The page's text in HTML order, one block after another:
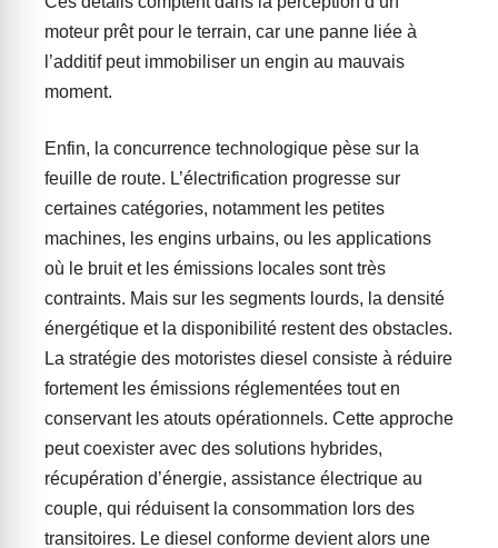
moteur prêt pour le terrain, car une panne liée à
l’additif peut immobiliser un engin au mauvais
moment.
Enfin, la concurrence technologique pèse sur la
feuille de route. L’électrification progresse sur
certaines catégories, notamment les petites
machines, les engins urbains, ou les applications
où le bruit et les émissions locales sont très
contraints. Mais sur les segments lourds, la densité
énergétique et la disponibilité restent des obstacles.
La stratégie des motoristes diesel consiste à réduire
fortement les émissions réglementées tout en
conservant les atouts opérationnels. Cette approche
peut coexister avec des solutions hybrides,
récupération d’énergie, assistance électrique au
couple, qui réduisent la consommation lors des
transitoires. Le diesel conforme devient alors une